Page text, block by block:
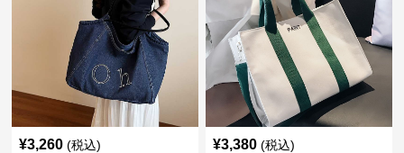
¥3,260 (税込) ¥3,380 (税込)